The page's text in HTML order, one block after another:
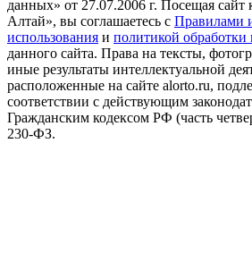
данных» от 27.07.2006 г. Посещая сайт
Алтай», вы соглашаетесь с Правилами
использования и политикой
данного сайта. Права на тексты,
иные результаты интеллектуальной
расположенные на сайте alorto.ru,
соответствии с действующим
Гражданским кодексом РФ (часть
230-ФЗ.